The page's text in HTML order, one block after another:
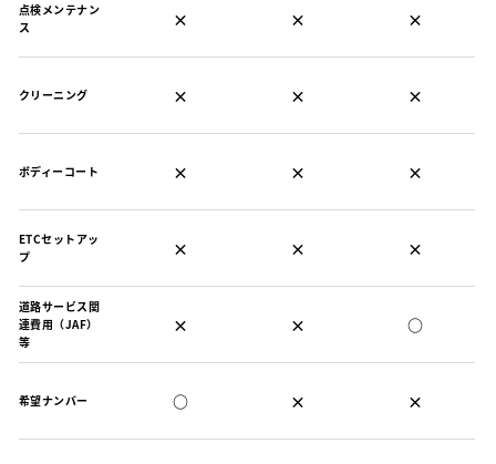
点検メンテナン
ス
× × ×
クリーニング × × ×
ボディーコート × × ×
ETCセットアッ
プ
× × ×
道路サービス関
連費用（JAF）
等
× × ○
希望ナンバー ○ × ×